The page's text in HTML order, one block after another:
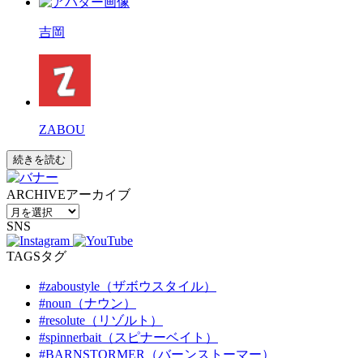
吉岡
ZABOU
続きを読む
ARCHIVEアーカイブ
SNS
TAGSタグ
#zaboustyle（ザボウスタイル）
#noun（ナウン）
#resolute（リゾルト）
#spinnerbait（スピナーベイト）
#BARNSTORMER（バーンストーマー）